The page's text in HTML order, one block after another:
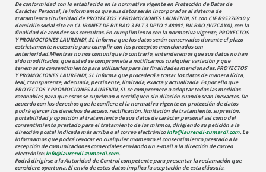
De conformidad con lo establecido en la normativa vigente en Protección de Datos de
Carácter Personal, le informamos que sus datos serán incorporados al sistema de
tratamiento titularidad de PROYECTOS Y PROMOCIONES LAURENDI, SL con CIF B95376810 y
domicilio social sito en CL IBAÑEZ DE BILBAO 3 PLT 3 DPTO 1 48001, BILBAO (VIZCAYA), con la
finalidad de atender sus consultas. En cumplimiento con la normativa vigente, PROYECTOS
Y PROMOCIONES LAURENDI, SL informa que los datos serán conservados durante el plazo
estrictamente necesario para cumplir con los preceptos mencionados con
anterioridad.Mientras no nos comunique lo contrario, entenderemos que sus datos no han
sido modificados, que usted se compromete a notificarnos cualquier variación y que
tenemos su consentimiento para utilizarlos para las finalidades mencionadas. PROYECTOS
Y PROMOCIONES LAURENDI, SL informa que procederá a tratar los datos de manera lícita,
leal, transparente, adecuada, pertinente, limitada, exacta y actualizada. Es por ello que
PROYECTOS Y PROMOCIONES LAURENDI, SL se compromete a adoptar todas las medidas
razonables para que estos se supriman o rectifiquen sin dilación cuando sean inexactos. De
acuerdo con los derechos que le confiere el la normativa vigente en protección de datos
podrá ejercer los derechos de acceso, rectificación, limitación de tratamiento, supresión,
portabilidad y oposición al tratamiento de sus datos de carácter personal así como del
consentimiento prestado para el tratamiento de los mismos, dirigiendo su petición a la
dirección postal indicada más arriba o al correo electrónicoinfo@laurendi-zumardi.com. Le
informamos que podrá revocar en cualquier momento el consentimiento prestado a la
recepción de comunicaciones comerciales enviando un e-mail a la dirección de correo
electrónico:info@laurendi-zumardi.com.
Podrá dirigirse a la Autoridad de Control competente para presentar la reclamación que
considere oportuna. El envío de estos datos implica la aceptación de esta cláusula.